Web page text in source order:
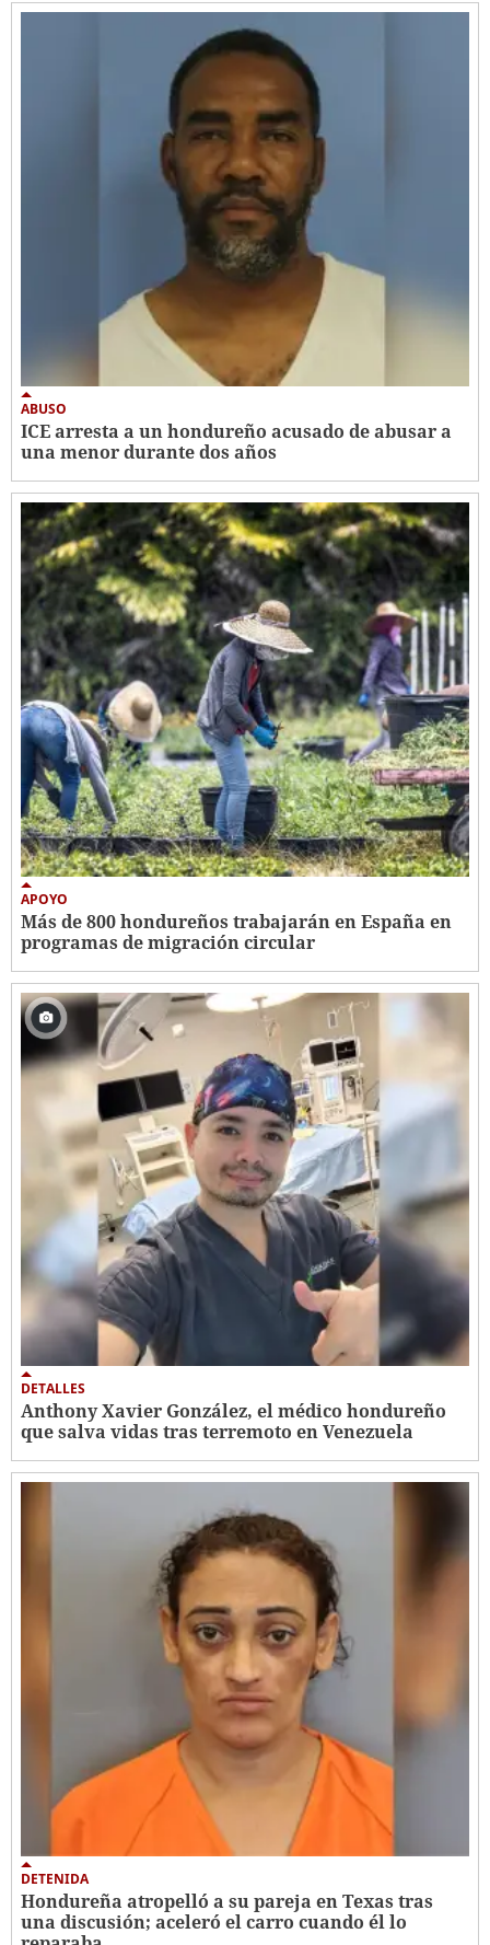
ABUSO
ICE arresta a un hondureño acusado de abusar a
una menor durante dos años
APOYO
Más de 800 hondureños trabajarán en España en
programas de migración circular
DETALLES
Anthony Xavier González, el médico hondureño
que salva vidas tras terremoto en Venezuela
DETENIDA
Hondureña atropelló a su pareja en Texas tras
una discusión; aceleró el carro cuando él lo